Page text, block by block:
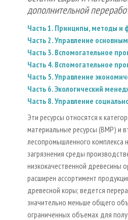
дополнительной
Часть 1. Принципы, методы и
Часть 2. Управление
Часть 3. Вспомогательное
Часть 4. Вспомогательное
Часть 5. Управление
Часть 6. Экологический
Часть 8. Управление
Эти ресурсы относятся к
материальные ресурсы (ВМР) и
лесопромышленного комплекса
загрязнения среды
низкокачественной древесины
расширен ассортимент
древесной коры; ведется
значительно меньше общего
ограниченных объемах для